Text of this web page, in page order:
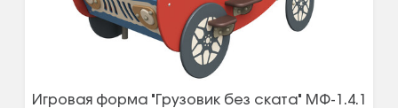
Игровая форма "Грузовик без ската" МФ-1.4.1